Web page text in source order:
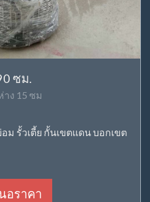
ซม.
าง 15 ซม
ม รั้วเตี้ย กั้นเขตแดน บอกเขต
อราคา